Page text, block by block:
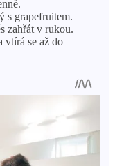
s grapefruitem.
zahřát v rukou.
vtírá se až do